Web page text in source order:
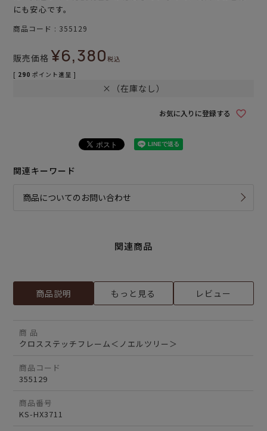
にも安心です。
商品コード 355129
販売価格 ¥6,380税込
[ 290 ポイント進呈 ]
×（在庫なし）
お気に入りに登録する
関連キーワード
商品についてのお問い合わせ
関連商品
商品説明 もっと見る レビュー
商 品
クロスステッチフレーム＜ノエルツリー＞
商品コード
355129
商品番号
KS-HX3711